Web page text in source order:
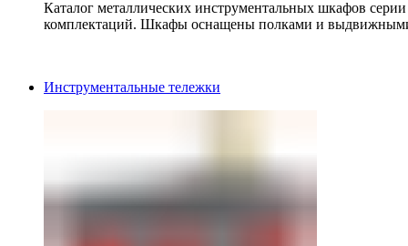
Каталог металлических инструментальных шкафов
комплектаций. Шкафы оснащены полками и
Инструментальные тележки